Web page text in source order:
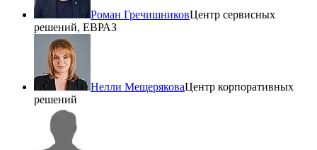
Роман ГречишниковЦентр сервисных
решений, ЕВРАЗ
Нелли МещеряковаЦентр корпоративных
решений